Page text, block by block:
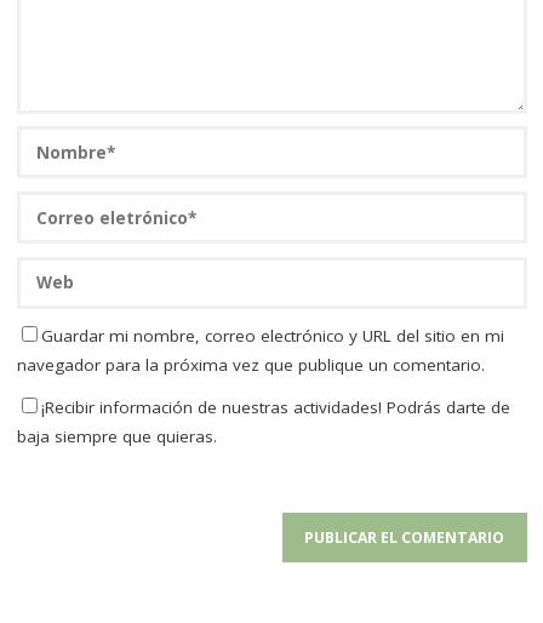
Guardar mi nombre, correo electrónico y URL del sitio en mi
navegador para la próxima vez que publique un comentario.
¡Recibir información de nuestras actividades! Podrás darte de
baja siempre que quieras.